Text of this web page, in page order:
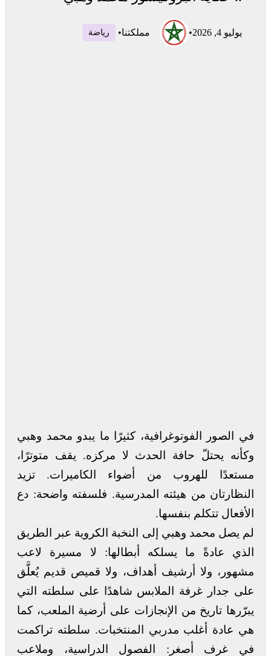
يوليو 4, 2026 • مملكتنا• رياضة
في الصور الفوتوغرافية، كثيرًا ما يبدو محمد وهبي
وكأنه يحتلّ حافة الحدث لا مركزه. يقف متوترًا،
مستعدًا للهروب من أضواء الكاميرات. تزيد
النظارتان من هيئته المدرسية. فلسفته واضحة: دع
الأفعال تتكلم بنفسها.
لم يصل محمد وهبي إلى النخبة الكروية عبر الطريق
الذي عادةً ما يسلكه أبطالها: لا مسيرة لاعب
مشهور، ولا أرشيف أهداف، ولا قميص قديم يُعلَّق
على جدار غرفة الملابس شاهدًا على سلطته التي
يبرّرها تاريخ من الإنجازات على أرضية الملعب، كما
هي عادة أغلب مدربي المنتخبات. سلطته تراكمت
في غرف أصغر: الفصول الدراسية، وملاعب